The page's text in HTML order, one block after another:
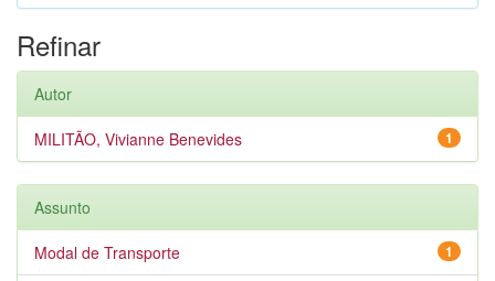
Refinar
Autor
1
MILITÃO, Vivianne Benevides
Assunto
1
Modal de Transporte